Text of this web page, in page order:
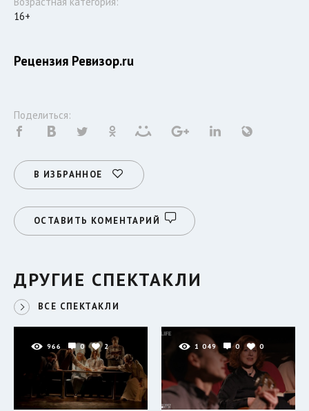
16+
Рецензия Ревизор.ru
Поделиться:
В ИЗБРАННОЕ
ОСТАВИТЬ КОМЕНТАРИЙ
ДРУГИЕ СПЕКТАКЛИ
ВСЕ СПЕКТАКЛИ
966 0 2 1 049 0 0